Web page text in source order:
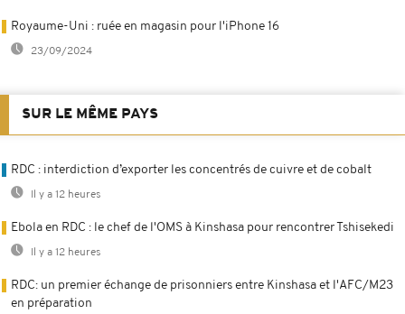
Royaume-Uni : ruée en magasin pour l'iPhone 16
23/09/2024
SUR LE MÊME PAYS
RDC : interdiction d’exporter les concentrés de cuivre et de cobalt
Il y a 12 heures
Ebola en RDC : le chef de l'OMS à Kinshasa pour rencontrer Tshisekedi
Il y a 12 heures
RDC: un premier échange de prisonniers entre Kinshasa et l'AFC/M23
en préparation